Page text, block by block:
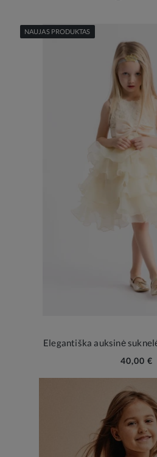
Elegantiška auksinė
40,00 €
NAUJAS PRODUKTAS